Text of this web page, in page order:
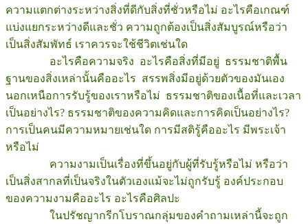
ความแตกต่างระหว่างสิ่งที่ดีกับสิ่งที่ชั่วหรือไม่ อะไรคือเกณฑ์
แบ่งแยกระหว่างดีและชั่ว ความถูกต้องเป็นสิ่งสัมบูรณ์หรือว่า
เป็นสิ่งสัมพัทธ์ เราควรจะใช้ชีวิตเช่นใด
อะไรคือความจริง อะไรคือสิ่งที่มีอยู่ ธรรมชาติพื้น
ฐานของสิ่งเหล่านั้นคืออะไร สรรพสิ่งมีอยู่ด้วยตัวของมันเอง
นอกเหนือการรับรู้ของเราหรือไม่ ธรรมชาติของเนื้อที่และเวลา
เป็นอย่างไร? ธรรมชาติของความคิดและการคิดเป็นอย่างไร?
การเป็นคนมีความหมายเช่นใด การมีสติรู้คืออะไร มีพระเจ้า
หรือไม่
ความงามเป็นเรื่องที่ขึ้นอยู่กับผู้ที่รับรู้หรือไม่ หรือว่า
เป็นสิ่งสากลที่เป็นจริงในตัวเองแม้จะไม่ถูกรับรู้ องค์ประกอบ
ของความงามคืออะไร อะไรคือศิลปะ
ในปรัชญากรีกโบราณกลุ่มของคำถามเหล่านี้จะถูก